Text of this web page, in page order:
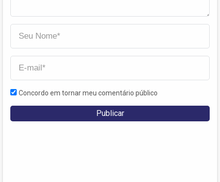
Concordo em tornar meu comentário público